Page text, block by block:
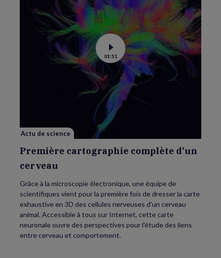
Voir
la
vidéo
Première
cartographie
complète
d’un
cerveau
01:51
Actu de science
Première cartographie complète d’un
cerveau
Grâce à la microscopie électronique, une équipe de
scientifiques vient pour la première fois de dresser la carte
exhaustive en 3D des cellules nerveuses d'un cerveau
animal. Accessible à tous sur Internet, cette carte
neuronale ouvre des perspectives pour l'étude des liens
entre cerveau et comportement.